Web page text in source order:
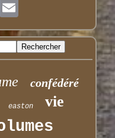
confédéré
easton vie